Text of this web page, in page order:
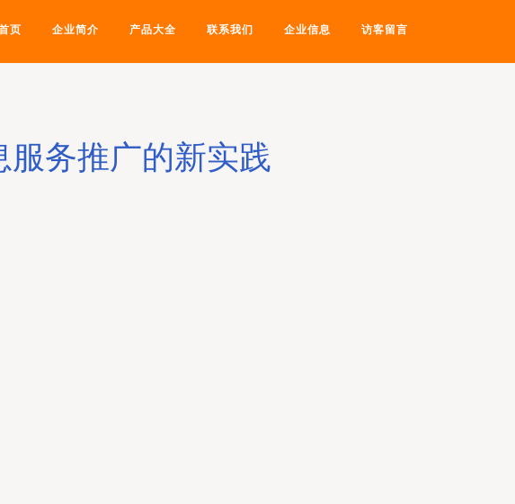
页 企业简介 产品大全 联系我们 企业信息 访客留言
务推广的新实践